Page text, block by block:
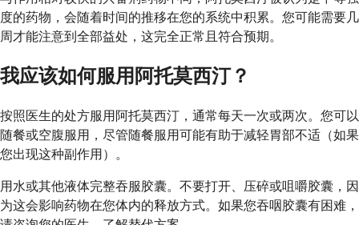
度的药物，会随着时间的推移在您的系统中积累。您可能需要几
周才能注意到全部益处，这完全正常且符合预期。
我应该如何服用阿托莫西汀？
按照医生的处方服用阿托莫西汀，通常每天一次或两次。您可以
随餐或空腹服用，尽管随餐服用可能有助于减轻胃部不适（如果
您出现这种副作用）。
用水或其他液体完整吞服胶囊。不要打开、压碎或咀嚼胶囊，因
为这会影响药物在您体内的释放方式。如果您吞咽胶囊有困难，